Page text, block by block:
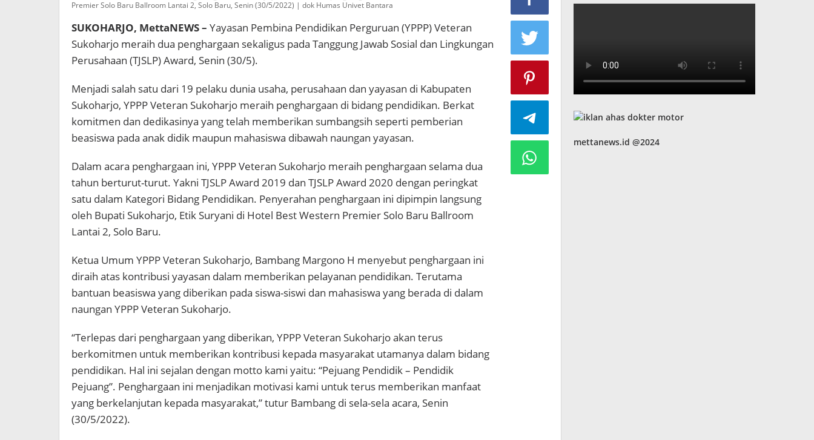
Premier Solo Baru Ballroom Lantai 2, Solo Baru, Senin (30/5/2022) | dok Humas Univet Bantara
SUKOHARJO, MettaNEWS – Yayasan Pembina Pendidikan Perguruan (YPPP) Veteran
Sukoharjo meraih dua penghargaan sekaligus pada Tanggung Jawab Sosial dan Lingkungan
Perusahaan (TJSLP) Award, Senin (30/5).
Menjadi salah satu dari 19 pelaku dunia usaha, perusahaan dan yayasan di Kabupaten
Sukoharjo, YPPP Veteran Sukoharjo meraih penghargaan di bidang pendidikan. Berkat
komitmen dan dedikasinya yang telah memberikan sumbangsih seperti pemberian
beasiswa pada anak didik maupun mahasiswa dibawah naungan yayasan.
Dalam acara penghargaan ini, YPPP Veteran Sukoharjo meraih penghargaan selama dua
tahun berturut-turut. Yakni TJSLP Award 2019 dan TJSLP Award 2020 dengan peringkat
satu dalam Kategori Bidang Pendidikan. Penyerahan penghargaan ini dipimpin langsung
oleh Bupati Sukoharjo, Etik Suryani di Hotel Best Western Premier Solo Baru Ballroom
Lantai 2, Solo Baru.
Ketua Umum YPPP Veteran Sukoharjo, Bambang Margono H menyebut penghargaan ini
diraih atas kontribusi yayasan dalam memberikan pelayanan pendidikan. Terutama
bantuan beasiswa yang diberikan pada siswa-siswi dan mahasiswa yang berada di dalam
naungan YPPP Veteran Sukoharjo.
“Terlepas dari penghargaan yang diberikan, YPPP Veteran Sukoharjo akan terus
berkomitmen untuk memberikan kontribusi kepada masyarakat utamanya dalam bidang
pendidikan. Hal ini sejalan dengan motto kami yaitu: “Pejuang Pendidik – Pendidik
Pejuang”. Penghargaan ini menjadikan motivasi kami untuk terus memberikan manfaat
yang berkelanjutan kepada masyarakat,” tutur Bambang di sela-sela acara, Senin
(30/5/2022).
mettanews.id @2024